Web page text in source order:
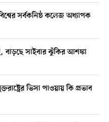
সর্বকনিষ্ঠ কলেজ অধ্যাপক
বাড়ছে সাইবার ঝুঁকির আশঙ্কা
ভিসা পাওয়ায় কি প্রভাব